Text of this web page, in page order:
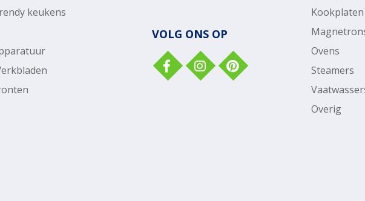
keukens
VOLG ONS OP
Ovens
Steamers
Overig